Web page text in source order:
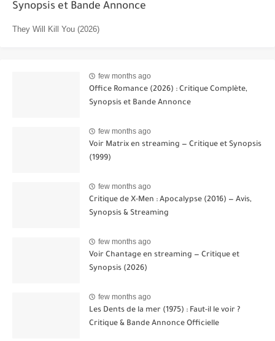
Synopsis et Bande Annonce
They Will Kill You (2026)
few months ago
Office Romance (2026) : Critique Complète,
Synopsis et Bande Annonce
few months ago
Voir Matrix en streaming — Critique et Synopsis
(1999)
few months ago
Critique de X-Men : Apocalypse (2016) — Avis,
Synopsis & Streaming
few months ago
Voir Chantage en streaming — Critique et
Synopsis (2026)
few months ago
Les Dents de la mer (1975) : Faut-il le voir ?
Critique & Bande Annonce Officielle